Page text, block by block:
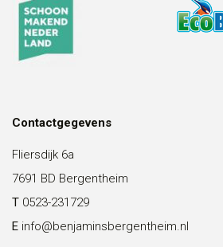
Contactgegevens
Fliersdijk 6a
7691 BD Bergentheim
T 0523-231729
E info@benjaminsbergentheim.nl